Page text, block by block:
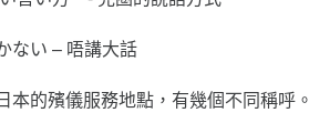
ない – 唔講大話
本的殯儀服務地點，有幾個不同稱呼。